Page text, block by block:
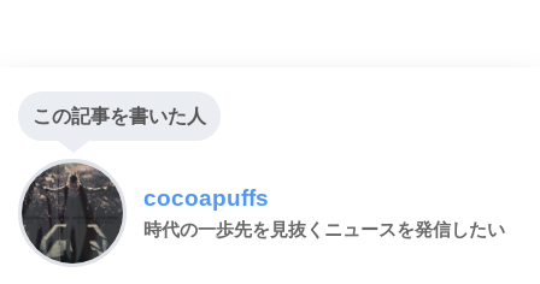
この記事を書いた人
cocoapuffs
時代の一歩先を見抜くニュースを発信したい